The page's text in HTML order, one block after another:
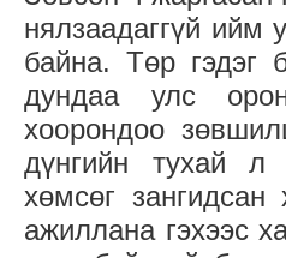
нялзаадаггүй ийм
байна. Төр гэдэг
дундаа улс
хоорондоо
дүнгийн тухай л
хөмсөг
ажиллана гэхээс